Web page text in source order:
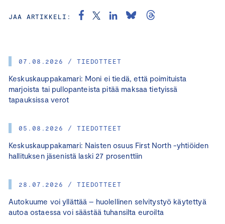
07.08.2026 / TIEDOTTEET
Keskuskauppakamari: Moni ei tiedä, että poimituista
marjoista tai pullopanteista pitää maksaa tietyissä
tapauksissa verot
05.08.2026 / TIEDOTTEET
Keskuskauppakamari: Naisten osuus First North -yhtiöiden
hallituksen jäsenistä laski 27 prosenttiin
28.07.2026 / TIEDOTTEET
Autokuume voi yllättää – huolellinen selvitystyö käytettyä
autoa ostaessa voi säästää tuhansilta euroilta
JAA ARTIKKELI: